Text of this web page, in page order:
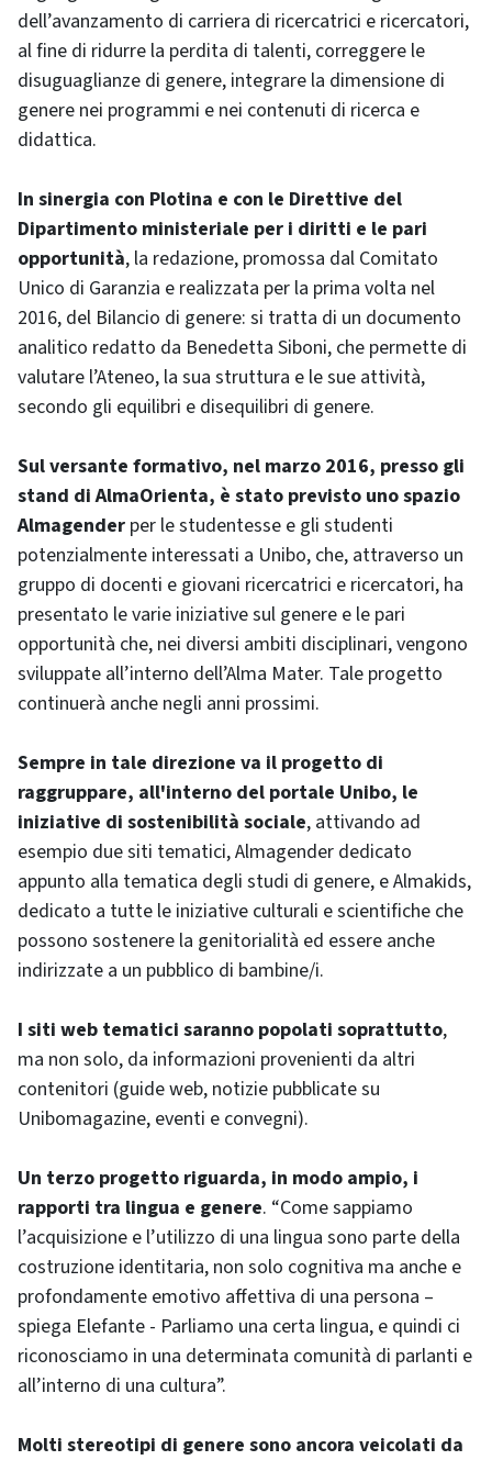
dell’avanzamento di carriera di ricercatrici e ricercatori,
al fine di ridurre la perdita di talenti, correggere le
disuguaglianze di genere, integrare la dimensione di
genere nei programmi e nei contenuti di ricerca e
didattica.
In sinergia con Plotina e con le Direttive del
Dipartimento ministeriale per i diritti e le pari
opportunità, la redazione, promossa dal Comitato
Unico di Garanzia e realizzata per la prima volta nel
2016, del Bilancio di genere: si tratta di un documento
analitico redatto da Benedetta Siboni, che permette di
valutare l’Ateneo, la sua struttura e le sue attività,
secondo gli equilibri e disequilibri di genere.
Sul versante formativo, nel marzo 2016, presso gli
stand di AlmaOrienta, è stato previsto uno spazio
Almagender per le studentesse e gli studenti
potenzialmente interessati a Unibo, che, attraverso un
gruppo di docenti e giovani ricercatrici e ricercatori, ha
presentato le varie iniziative sul genere e le pari
opportunità che, nei diversi ambiti disciplinari, vengono
sviluppate all’interno dell’Alma Mater. Tale progetto
continuerà anche negli anni prossimi.
Sempre in tale direzione va il progetto di
raggruppare, all'interno del portale Unibo, le
iniziative di sostenibilità sociale, attivando ad
esempio due siti tematici, Almagender dedicato
appunto alla tematica degli studi di genere, e Almakids,
dedicato a tutte le iniziative culturali e scientifiche che
possono sostenere la genitorialità ed essere anche
indirizzate a un pubblico di bambine/i.
I siti web tematici saranno popolati soprattutto,
ma non solo, da informazioni provenienti da altri
contenitori (guide web, notizie pubblicate su
Unibomagazine, eventi e convegni).
Un terzo progetto riguarda, in modo ampio, i
rapporti tra lingua e genere. “Come sappiamo
l’acquisizione e l’utilizzo di una lingua sono parte della
costruzione identitaria, non solo cognitiva ma anche e
profondamente emotivo affettiva di una persona –
spiega Elefante - Parliamo una certa lingua, e quindi ci
riconosciamo in una determinata comunità di parlanti e
all’interno di una cultura”.
Molti stereotipi di genere sono ancora veicolati da